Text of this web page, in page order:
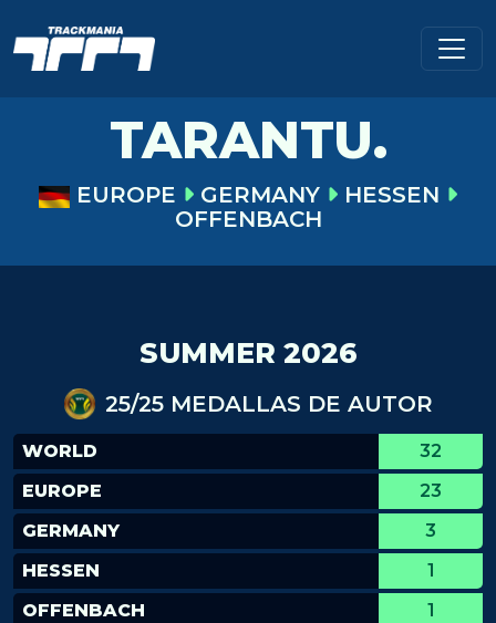
TARANTU.
EUROPE GERMANY
HESSEN
OFFENBACH
SUMMER 2026
25/25 MEDALLAS DE AUTOR
WORLD
32
EUROPE
23
GERMANY
3
HESSEN
1
OFFENBACH
1